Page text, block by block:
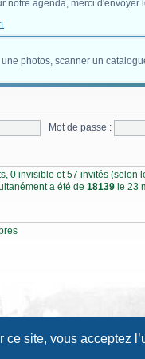
site, vous acceptez
notre agenda, merci
photos, scanner un
Mot de passe :
0 invisible et 57 invités (selon
a été de 18139 le 23